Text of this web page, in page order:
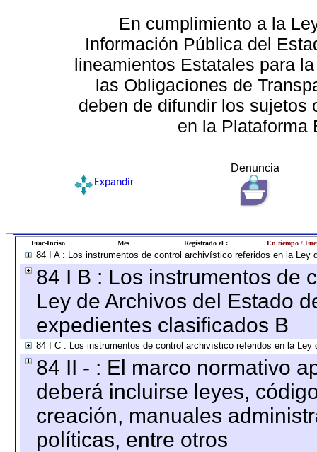
En cumplimiento a la
Información Pública del
lineamientos Estatales para
las Obligaciones de
deben de difundir los sujetos
en la Plataforma
Denuncia
Expandir
Frac-Inciso Mes Registrado el : En tiempo /
84 I A : Los instrumentos de control archivístico referidos en la
84 I B : Los instrumentos de
Ley de Archivos del Estado
expedientes clasificados B
84 I C : Los instrumentos de control archivístico referidos en la
84 II - : El marco normativo
deberá incluirse leyes,
creación, manuales
políticas, entre otros